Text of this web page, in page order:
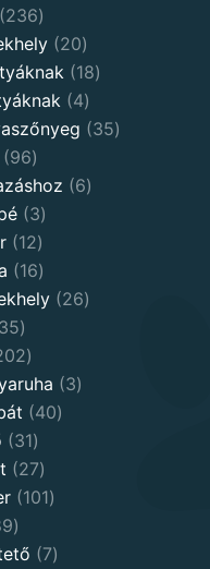
products
236236
products
2020
products
1818
44
products
3535
9696
products
66
33
products
1212
products
1616
products
2626
3535
products
202
products
33
4040
3131
products
2727
products
101101
89
products
77